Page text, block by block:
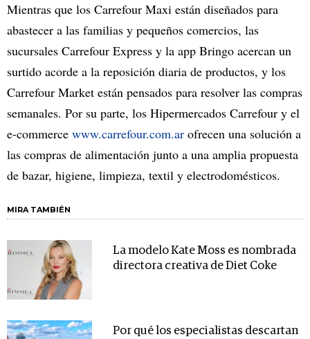
Mientras que los Carrefour Maxi están diseñados para
abastecer a las familias y pequeños comercios, las
sucursales Carrefour Express y la app Bringo acercan un
surtido acorde a la reposición diaria de productos, y los
Carrefour Market están pensados para resolver las compras
semanales. Por su parte, los Hipermercados Carrefour y el
e-commerce www.carrefour.com.ar ofrecen una solución a
las compras de alimentación junto a una amplia propuesta
de bazar, higiene, limpieza, textil y electrodomésticos.
MIRA TAMBIÉN
La modelo Kate Moss es nombrada
directora creativa de Diet Coke
Por qué los especialistas descartan